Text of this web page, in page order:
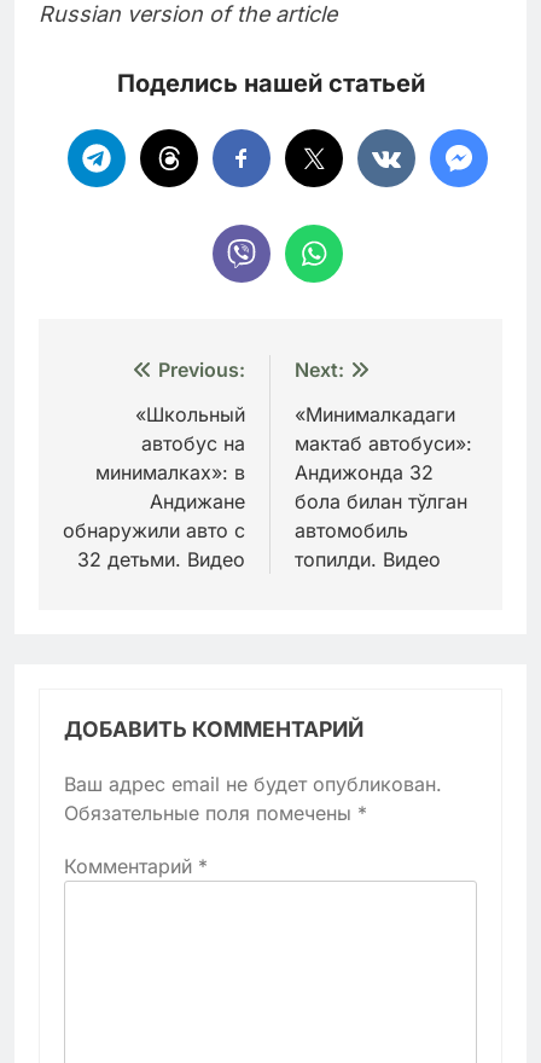
Russian version of the article
Поделись нашей статьей
Навигация
записям
Previous:
«Школьный
автобус на
минималках»: в
Андижане
обнаружили авто с
32 детьми. Видео
Next:
«Минималкадаги
мактаб автобуси»:
Андижонда 32
бола билан тўлган
автомобиль
топилди. Видео
ДОБАВИТЬ КОММЕНТАРИЙ
Ваш адрес email не будет опубликован.
Обязательные поля помечены *
Комментарий *